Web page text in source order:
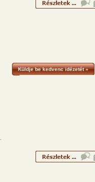
Küldje be kedvenc idézetét »